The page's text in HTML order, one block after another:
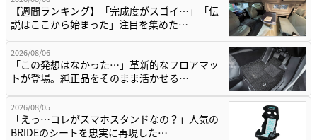
【週間ランキング】「完成度がスゴイ…」「伝
説はここから始まった」注目を集めた…
2026/08/06
「この発想はなかった…」革新的なフロアマッ
トが登場。純正品をそのまま活かせる…
2026/08/05
「えっ…コレがスマホスタンドなの？」人気の
BRIDEのシートを忠実に再現した…